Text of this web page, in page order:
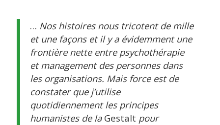
… Nos histoires nous tricotent de mille
et une façons et il y a évidemment une
frontière nette entre psychothérapie
et management des personnes dans
les organisations. Mais force est de
constater que j’utilise
quotidiennement les principes
humanistes de la Gestalt pour